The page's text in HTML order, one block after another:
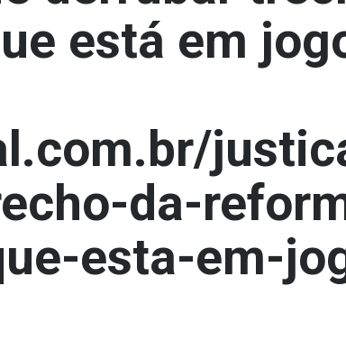
está em
da-
esta-em-